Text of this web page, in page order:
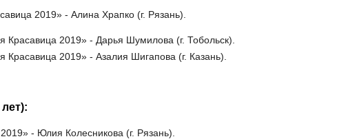
2019» - Алина Храпко (г. Рязань).
Красавица 2019» - Дарья Шумилова (г. Тобольск).
Красавица 2019» - Азалия Шигапова (г. Казань).
- Юлия Колесникова (г. Рязань).